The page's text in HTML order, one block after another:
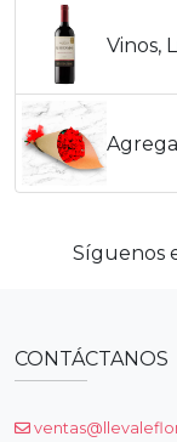
Vinos,
Síguenos
CONTÁCTANOS